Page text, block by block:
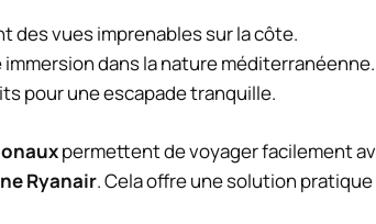
des vues imprenables sur la côte.
immersion dans la nature méditerranéenne.
pour une escapade tranquille.
permettent de voyager facilement
Ryanair. Cela offre une solution